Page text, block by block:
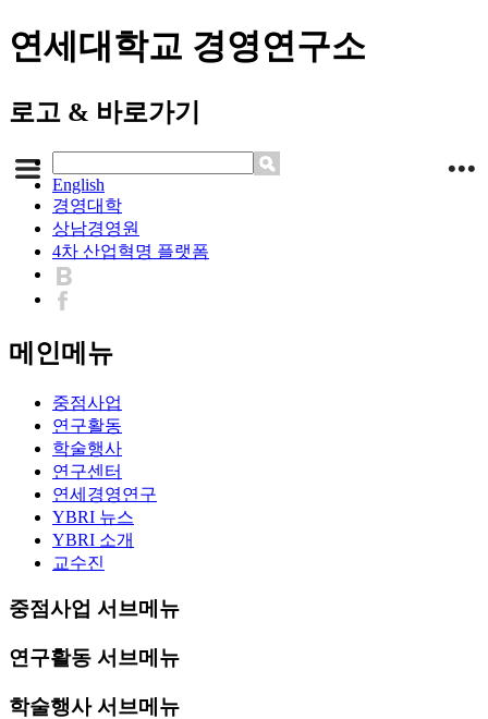
연세대학교 경영연구소
로고 & 바로가기
English
경영대학
상남경영원
4차 산업혁명 플랫폼
메인메뉴
중점사업
연구활동
학술행사
연구센터
연세경영연구
YBRI 뉴스
YBRI 소개
교수진
중점사업 서브메뉴
연구활동 서브메뉴
학술행사 서브메뉴